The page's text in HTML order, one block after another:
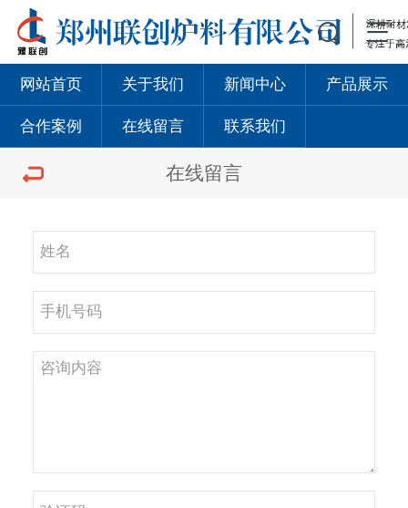
网站首页 关于我们 新闻中心 产品展示
合作案例 在线留言 联系我们
在线留言